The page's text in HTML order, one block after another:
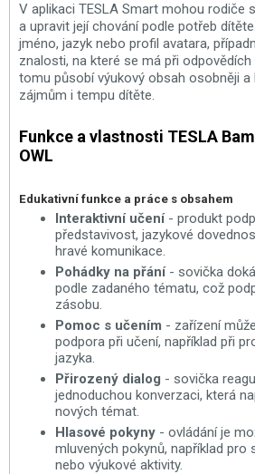
V aplikaci TESLA Smart mohou rodiče
a upravit její chování podle potřeb
jméno, jazyk nebo profil avatara,
znalosti, na které se má při
tomu působí výukový obsah osobněji a
zájmům i tempu dítěte.
Funkce a vlastnosti TESLA
OWL
Edukativní funkce a práce s obsahem
Interaktivní učení- produkt
představivost, jazykové
hravé komunikace.
Pohádky na přání- sovička
podle zadaného tématu, což
zásobu.
Pomoc s učením - zařízení
podpora při učení, například při
jazyka.
Přirozený dialog - sovička
jednoduchou konverzaci, která
nových témat.
Hlasové pokyny - ovládání je
mluvených pokynů, například pro
nebo výukové aktivity.